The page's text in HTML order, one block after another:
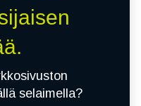
selaimella?